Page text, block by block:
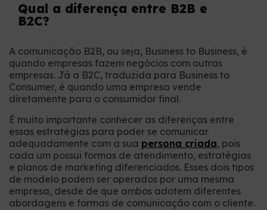
Qual a diferença entre B2B e
B2C?
A comunicação B2B, ou seja, Business to Business, é
quando empresas fazem negócios com outras
empresas. Já a B2C, traduzida para Business to
Consumer, é quando uma empresa vende
diretamente para o consumidor final.
É muito importante conhecer as diferenças entre
essas estratégias para poder se comunicar
adequadamente com a sua persona criada, pois
cada um possui formas de atendimento, estratégias
e planos de marketing diferenciados. Esses dois tipos
de modelo podem ser operados por uma mesma
empresa, desde de que ambos adotem diferentes
abordagens e formas de comunicação com o cliente.